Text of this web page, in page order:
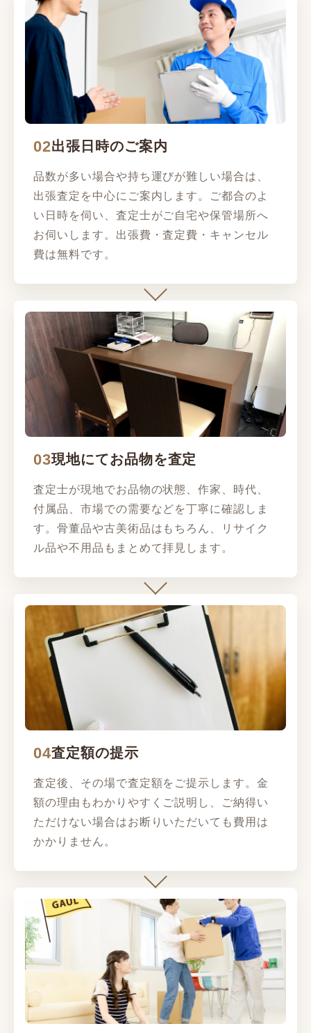
02出張日時のご案内
品数が多い場合や持ち運びが難しい場合は、
出張査定を中心にご案内します。ご都合のよ
い日時を伺い、査定士がご自宅や保管場所へ
お伺いします。出張費・査定費・キャンセル
費は無料です。
03現地にてお品物を査定
査定士が現地でお品物の状態、作家、時代、
付属品、市場での需要などを丁寧に確認しま
す。骨董品や古美術品はもちろん、リサイク
ル品や不用品もまとめて拝見します。
04査定額の提示
査定後、その場で査定額をご提示します。金
額の理由もわかりやすくご説明し、ご納得い
ただけない場合はお断りいただいても費用は
かかりません。